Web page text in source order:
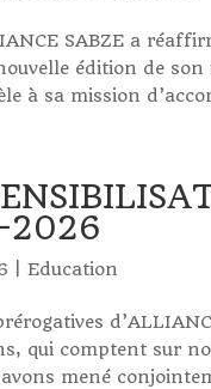
SABZE a
édition de
à sa mission
2026
|Education
qui comptent sur
mené